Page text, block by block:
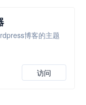
博客的主题
访问